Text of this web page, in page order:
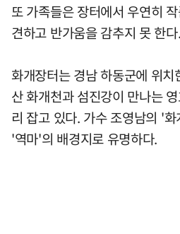
또 가족들은 장터에서 우연히
견하고 반가움을 감추지 못 한다.
화개장터는 경남 하동군에 위
산 화개천과 섬진강이 만나는
리 잡고 있다. 가수 조영남의 '
'역마'의 배경지로 유명하다.